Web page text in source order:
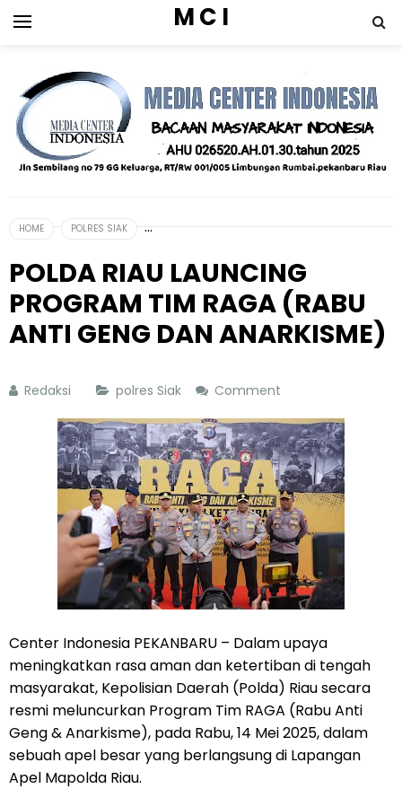
M C I
HOME POLRES SIAK
POLDA RIAU LAUNCING
PROGRAM TIM RAGA (RABU
ANTI GENG DAN ANARKISME)
Redaksi polres Siak Comment
Center Indonesia PEKANBARU – Dalam upaya
meningkatkan rasa aman dan ketertiban di tengah
masyarakat, Kepolisian Daerah (Polda) Riau secara
resmi meluncurkan Program Tim RAGA (Rabu Anti
Geng & Anarkisme), pada Rabu, 14 Mei 2025, dalam
sebuah apel besar yang berlangsung di Lapangan
Apel Mapolda Riau.